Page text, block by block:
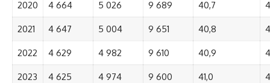
2020 4 664 5 026 9 689 40,7
2021 4 647 5 004 9 651 40,8
2022 4 629 4 982 9 610 40,9
2023 4 625 4 974 9 600 41,0